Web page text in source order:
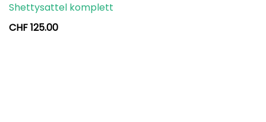
Shettysattel komplett
CHF125.00